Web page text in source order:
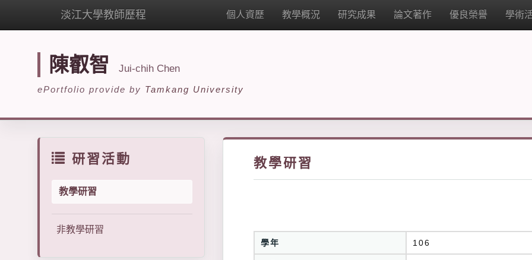
淡江大學教師歷程 個人資歷 教學概況 研究成果 論文著作 優良榮譽 學術
陳叡智 Jui-chih Chen
ePortfolio provide by Tamkang University
研習活動
教學研習
非教學研習
教學研習
學年 106